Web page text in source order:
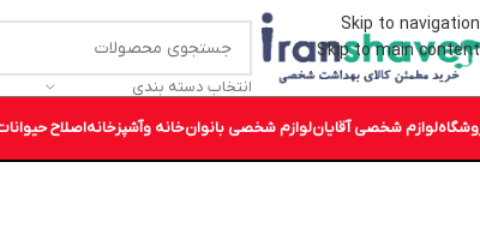
Skip to navigation
Skip to main content
انتخاب دسته بندی
لوازم شخصی آقایانلوازم شخصی بانوانخانه وآشپزخانهاصلاح